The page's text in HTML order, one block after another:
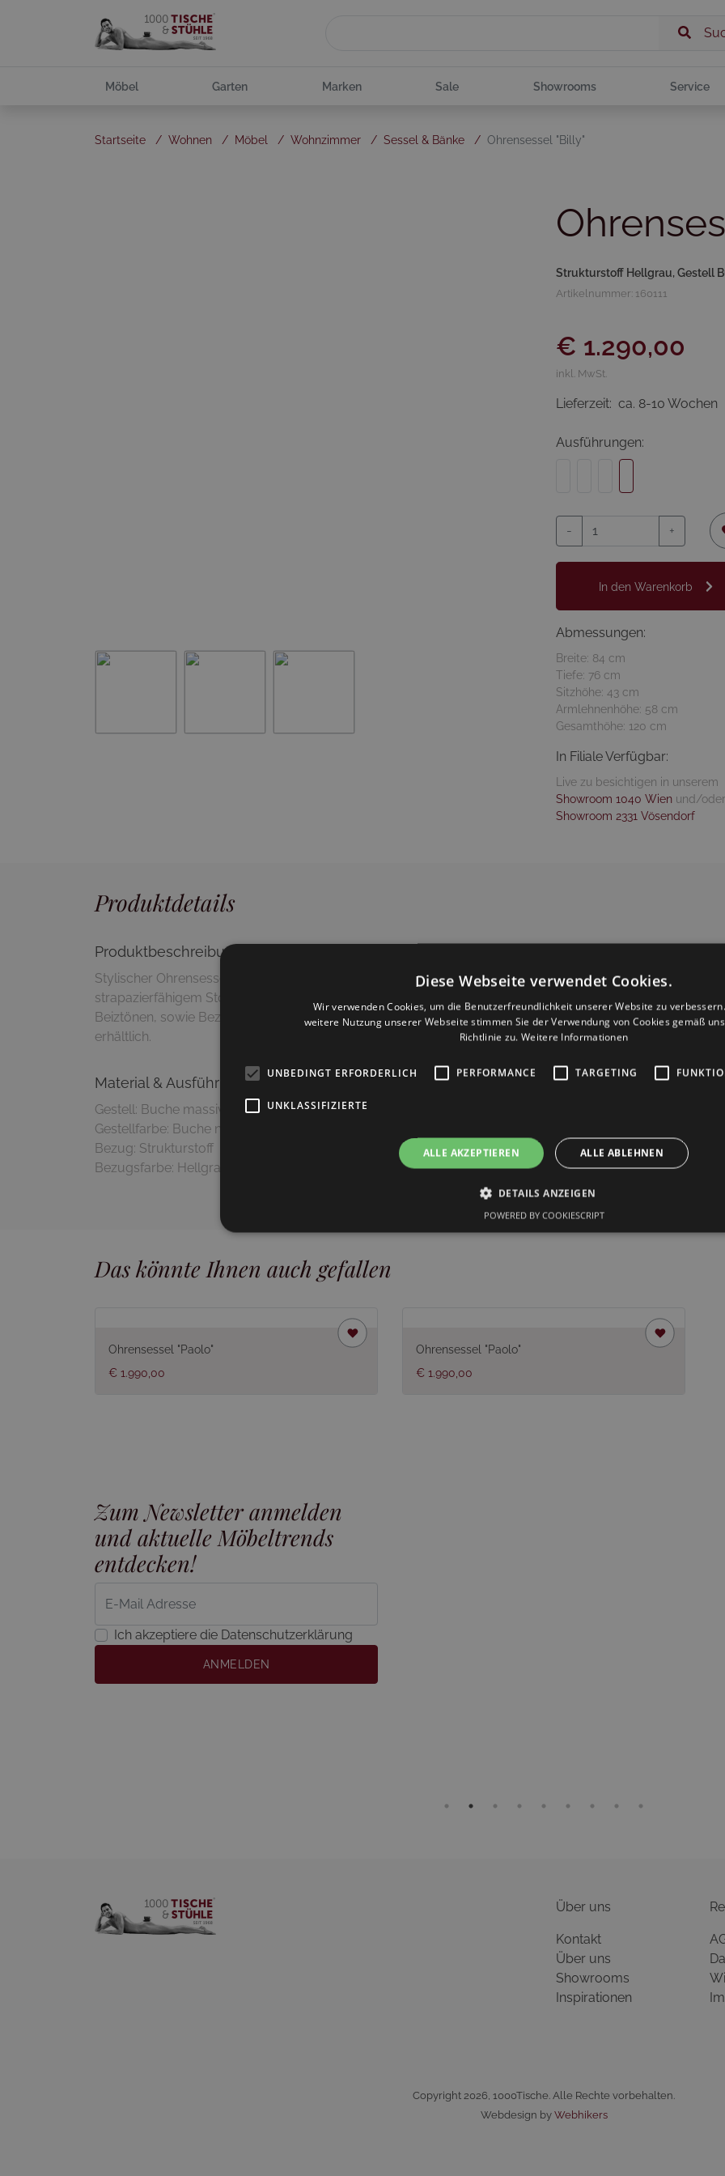
Möbel Garten Marken Sale Showrooms Service
Startseite / Wohnen / Möbel / Wohnzimmer / Sessel & Bänke / Ohrensessel "Billy"
Strukturstoff Hellgrau, Gestell
Artikelnummer: 160111
€ 1.290,00
inkl. MwSt.
Lieferzeit: ca. 8-10 Wochen
Ausführungen:
- +
In den Warenkorb
Abmessungen:
Breite: 84 cm
Tiefe: 76 cm
Sitzhöhe: 43 cm
Armlehnenhöhe: 58 cm
Gesamthöhe: 120 cm
In Filiale Verfügbar:
Live zu besichtigen in unserem
Showroom 1040 Wien und/oder
Showroom 2331 Vösendorf
Produktdetails
Produktbeschreibung
Stylischer Ohrensessel aus massivem Buchenholzgestell und
strapazierfähigem Stoffbezug. Dieser Artikel ist in einer Vielzahl von
Beiztönen, sowie Bezugsmaterialien (Stoff, Kunstleder, Echtleder)
erhältlich.
Material & Ausführung
Gestell: Buche massiv
Gestellfarbe: Buche natur
Bezug: Strukturstoff
Pflegetipps
Reinigung mit
Keine Haushaltsreiniger
Dieser Artikel wird montiert
Das könnte Ihnen auch gefallen
Ohrensessel "Paolo"
€ 1.990,00
Ohrensessel "Paolo"
€ 1.990,00
Zum Newsletter anmelden
und aktuelle Möbeltrends
entdecken!
Ich akzeptiere die Datenschutzerklärung
ANMELDEN
Über uns
Kontakt
Über uns
Showrooms
Inspirationen
Copyright 2026, 1000Tische. Alle Rechte vorbehalten.
Webdesign by Webhikers
Diese Webseite verwendet Cookies.
Wir verwenden Cookies, um die Benutzerfreundlichkeit unserer Website zu
weitere Nutzung unserer Webseite stimmen Sie der Verwendung von Cookies gemäß
Richtlinie zu.Weitere Informationen
UNBEDINGT ERFORDERLICH PERFORMANCE TARGETING
UNKLASSIFIZIERTE
ALLE AKZEPTIEREN ALLE ABLEHNEN
DETAILS ANZEIGEN
POWERED BY COOKIESCRIPT